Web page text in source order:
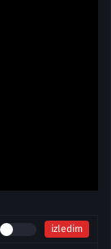
izledim